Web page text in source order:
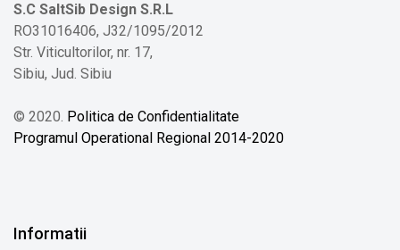
S.C SaltSib Design S.R.L
RO31016406, J32/1095/2012
Str. Viticultorilor, nr. 17,
Sibiu, Jud. Sibiu
© 2020. Politica de Confidentialitate
Programul Operational Regional 2014-2020
Informatii